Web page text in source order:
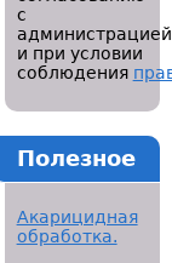
с
администрацией
и при условии
соблюдения
Полезное
Акарицидная
обработка.